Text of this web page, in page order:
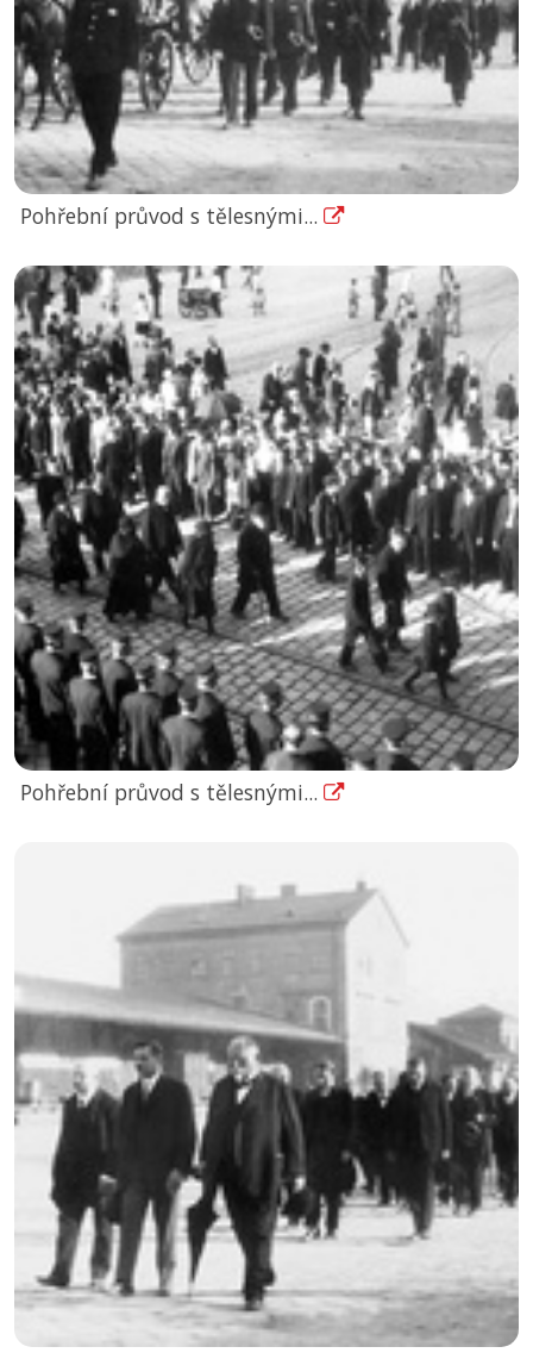
Pohřební průvod s tělesnými...
Pohřební průvod s tělesnými...